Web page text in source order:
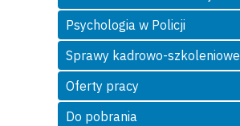
Psychologia w Policji
Sprawy kadrowo-szkoleniowe
Oferty pracy
Do pobrania